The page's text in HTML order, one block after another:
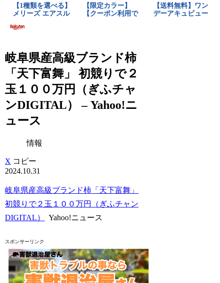
岐阜県産高級ブランド柿
「天下富舞」 初競りで２
玉１００万円（ぎふチャ
ンDIGITAL） – Yahoo!ニ
ュース
情報
X コピー
2024.10.31
岐阜県産高級ブランド柿「天下富舞」
初競りで２玉１００万円（ぎふチャン
DIGITAL）
Yahoo!ニュース
スポンサーリンク